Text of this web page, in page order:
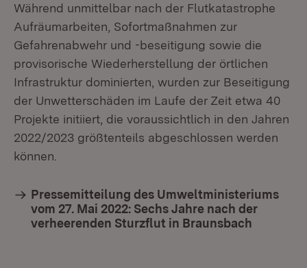
Während unmittelbar nach der Flutkatastrophe
Aufräumarbeiten, Sofortmaßnahmen zur
Gefahrenabwehr und -beseitigung sowie die
provisorische Wiederherstellung der örtlichen
Infrastruktur dominierten, wurden zur Beseitigung
der Unwetterschäden im Laufe der Zeit etwa 40
Projekte initiiert, die voraussichtlich in den Jahren
2022/2023 größtenteils abgeschlossen werden
können.
Pressemitteilung des Umweltministeriums
vom 27. Mai 2022: Sechs Jahre nach der
verheerenden Sturzflut in Braunsbach